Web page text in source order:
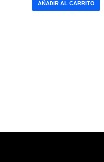
AÑADIR AL CARRITO